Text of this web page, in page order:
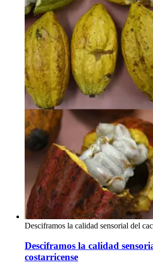
Desciframos la calidad sensorial del
Desciframos la calidad
costarricense